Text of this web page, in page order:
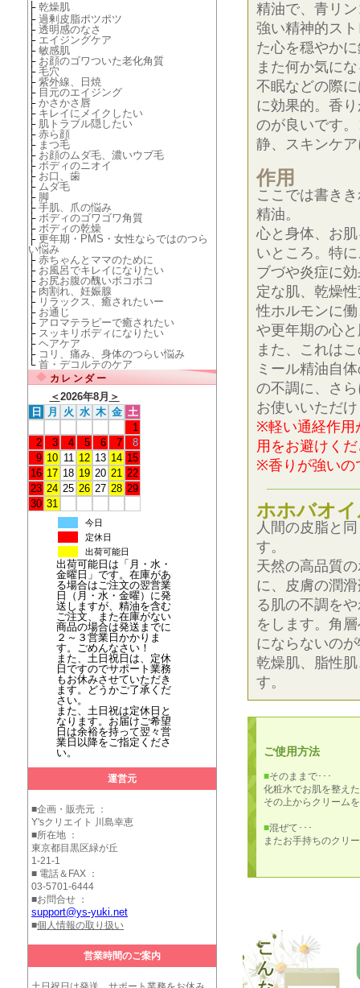
├ 乾燥肌
├ 過剰皮脂ポツポツ
├ 透明感のなさ
├ エイジングケア
├ 敏感肌
├ お顔のゴワついた老化角質
├ 毛穴
├ 紫外線、日焼
├ 目元のエイジング
├ かさかさ唇
├ キレイにメイクしたい
├ 肌トラブル隠したい
├ 赤ら顔
├ まつ毛
├ お顔のムダ毛、濃いウブ毛
├ ボディのニオイ
├ お口、歯
├ ムダ毛
├ 脚
├ 手肌、爪の悩み
├ ボディのゴワゴワ角質
├ ボディの乾燥
├ 更年期・PMS・女性ならではのつら
い悩み
├ 赤ちゃんとママのために
├ お風呂でキレイになりたい
├ お尻お腹の醜いボコボコ
├ 肉割れ、妊娠腺
├ リラックス、癒されたいー
├ お通じ
├ アロマテラピーで癒されたい
├ スッキリボディになりたい
├ ヘアケア
├ コリ、痛み、身体のつらい悩み
└ 首・デコルテのケア
カレンダー
＜2026年8月 ＞
日
月 火 水 木 金 土
1
2
3 4 5 6 7
8
9 10 11 12 13 14 15
16 17 18 19 20 21 22
23 24 25 26 27 28 29
30 31
今日
定休日
出荷可能日
出荷可能日は「月・水・
金曜日」です。在庫があ
る場合はご注文の翌営業
日（月・水・金曜）に発
送しますが、精油を含む
ご注文、また在庫がない
商品の場合は発送までに
２～３営業日かかりま
す。ごめんなさい！
また、土日祝日は、定休
日ですのでサポート業務
もお休みさせていただき
ます。どうかご了承くだ
さい。
また、土日祝は定休日と
なります。お届けご希望
日は余裕を持って翌々営
業日以降をご指定くださ
い。
運営元
■企画・販売元 ：
Y'sクリエイト 川島幸恵
■所在地 ：
東京都目黒区緑が丘
1-21-1
■ 電話＆FAX ：
03-5701-6444
■お問合せ ：
support@ys-yuki.net
■個人情報の取り扱い
営業時間のご案内
精油で、青リ
強い精神的ス
た心を穏やか
また何か気に
不眠などの際
に効果的。香
のが良いです
静、スキンケ
作用
ここでは書き
精油。
心と身体、お
いところ。特
ブづや炎症に
定な肌、乾燥
性ホルモンに
や更年期の心
また、これは
ミール精油自
の不調に、さ
お使いいただ
※軽い通経作用
用をお避けく
※香りが強いの
ホホバオ
人間の皮脂と
す。
天然の高品質
に、皮膚の潤
る肌の不調を
をします。角
にならないの
乾燥肌、脂性
す。
ご使用方法
■そのままで･･･
化粧水でお肌を整え
その上からクリーム
■混ぜて･･･
またお手持ちのクリ